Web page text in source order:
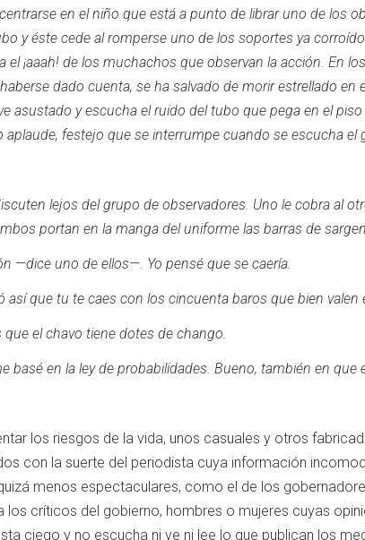
en el niño que está a punto de librar uno de los
y éste cede al romperse uno de los soportes ya
el ¡aaah! de los muchachos que observan la acción. En
dado cuenta, se ha salvado de morir estrellado
asustado y escucha el ruido del tubo que pega en el
festejo que se interrumpe cuando se escucha el
lejos del grupo de observadores. Uno le cobra al
portan en la manga del uniforme las barras de
—dice uno de ellos—. Yo pensé que se caería.
así que tu te caes con los cincuenta baros que bien valen
el chavo tiene dotes de chango.
basé en la ley de probabilidades. Bueno, también en que
los riesgos de la vida, unos casuales y otros
con la suerte del periodista cuya información
menos espectaculares, como el de los
los críticos del gobierno, hombres o mujeres cuyas
ciego y no escucha ni ve ni lee lo que publican los